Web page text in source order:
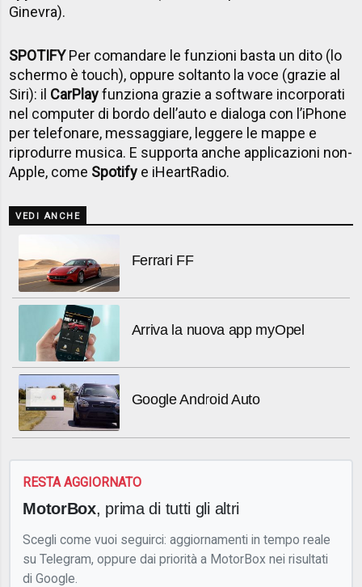
Ginevra).
SPOTIFYPer comandare le funzioni basta un dito (lo
schermo è touch), oppure soltanto la voce (grazie al
Siri): il CarPlayfunziona grazie a software incorporati
nel computer di bordo dell’auto e dialoga con l’iPhone
per telefonare, messaggiare, leggere le mappe e
riprodurre musica. E supporta anche applicazioni non-
Apple, come Spotify e iHeartRadio.
VEDI ANCHE
Ferrari FF
Arriva la nuova app myOpel
Google Android Auto
RESTA AGGIORNATO
MotorBox, prima di tutti gli altri
Scegli come vuoi seguirci: aggiornamenti in tempo reale
su Telegram, oppure dai priorità a MotorBox nei risultati
di Google.